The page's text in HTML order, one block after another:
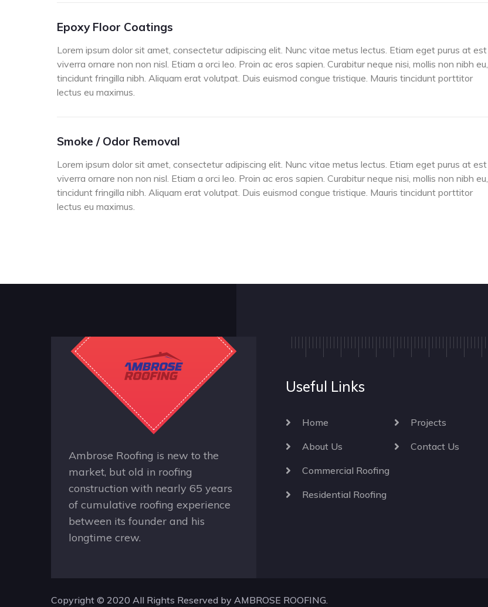
Epoxy Floor Coatings
Lorem ipsum dolor sit amet, consectetur adipiscing elit. Nunc vitae metus lectus. Etiam eget purus at est
viverra ornare non non nisl. Etiam a orci leo. Proin ac eros sapien. Curabitur neque nisi, mollis non nibh eu,
tincidunt fringilla nibh. Aliquam erat volutpat. Duis euismod congue tristique. Mauris tincidunt porttitor
lectus eu maximus.
Smoke / Odor Removal
Lorem ipsum dolor sit amet, consectetur adipiscing elit. Nunc vitae metus lectus. Etiam eget purus at est
viverra ornare non non nisl. Etiam a orci leo. Proin ac eros sapien. Curabitur neque nisi, mollis non nibh eu,
tincidunt fringilla nibh. Aliquam erat volutpat. Duis euismod congue tristique. Mauris tincidunt porttitor
lectus eu maximus.
Ambrose Roofing is new to the
market, but old in roofing
construction with nearly 65 years
of cumulative roofing experience
between its founder and his
longtime crew.
Useful Links
Home
About Us
Commercial Roofing
Residential Roofing
Projects
Contact Us
Copyright © 2020 All Rights Reserved by AMBROSE ROOFING.